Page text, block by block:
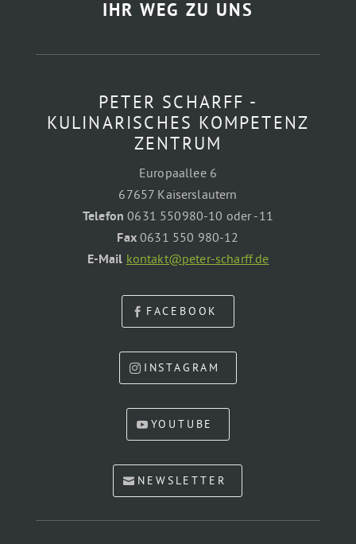
IHR WEG ZU UNS
PETER SCHARFF -
KULINARISCHES KOMPETENZ
ZENTRUM
Europaallee 6
67657 Kaiserslautern
Telefon 0631 550980-10 oder -11
Fax0631 550 980-12
E-Mail kontakt@peter-scharff.de
FACEBOOK
INSTAGRAM
YOUTUBE
NEWSLETTER